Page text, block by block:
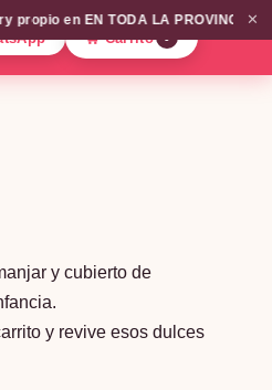
en EN TODA LA PROVINCIA DE✕
🛒 Carrito
y cubierto de
y revive esos dulces